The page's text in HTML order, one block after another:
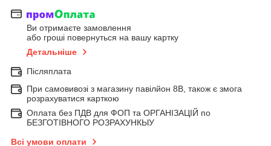
Ви отримаєте замовлення
або гроші повернуться на вашу картку
Детальніше
Післяплата
При самовивозі з магазину павілйон 8В, також є змога
розрахуватися карткою
Оплата без ПДВ для ФОП та ОРГАНІЗАЦІЙ по
БЕЗГОТІВНОГО РОЗРАХУНКЫУ
Всі умови оплати